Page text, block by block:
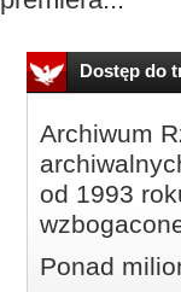
Dostęp do
Archiwum
od 1993
Ponad